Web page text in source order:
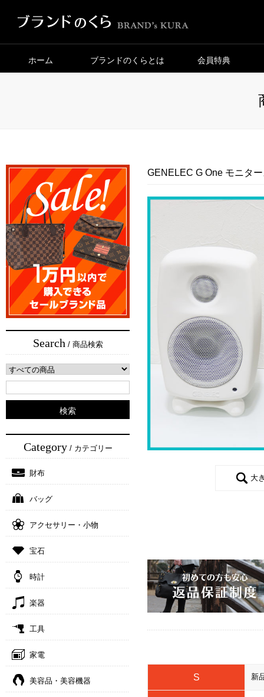
ホーム ブランドのくらとは 会員特典
Search/ 商品検索
Category/ カテゴリー
財布
バッグ
アクセサリー・小物
宝石
時計
楽器
工具
家電
美容品・美容機器
GENELEC G One モニ
大
S 新